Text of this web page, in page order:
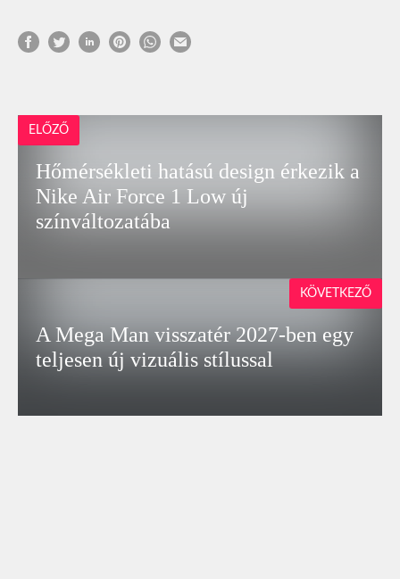
ELŐZŐ
Hőmérsékleti hatású design érkezik a
Nike Air Force 1 Low új
színváltozatába
A Mega Man visszatér 2027-ben egy
teljesen új vizuális stílussal
KÖVETKEZŐ